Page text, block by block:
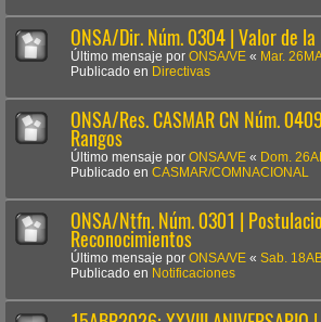
ONSA/Dir. Núm. 0304 | Valor de la
Último mensaje por ONSA/VE « Mar.
Publicado en Directivas
ONSA/Res. CASMAR CN Núm.
Rangos
Último mensaje por ONSA/VE « Dom.
Publicado en CASMAR/COMNACIONAL
ONSA/Ntfn. Núm. 0301 |
Reconocimientos
Último mensaje por ONSA/VE « Sab.
Publicado en Notificaciones